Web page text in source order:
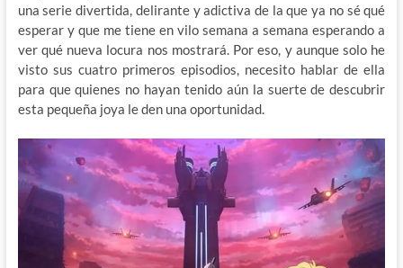
una serie divertida, delirante y adictiva de la que ya no sé qué
esperar y que me tiene en vilo semana a semana esperando a
ver qué nueva locura nos mostrará. Por eso, y aunque solo he
visto sus cuatro primeros episodios, necesito hablar de ella
para que quienes no hayan tenido aún la suerte de descubrir
esta pequeña joya le den una oportunidad.